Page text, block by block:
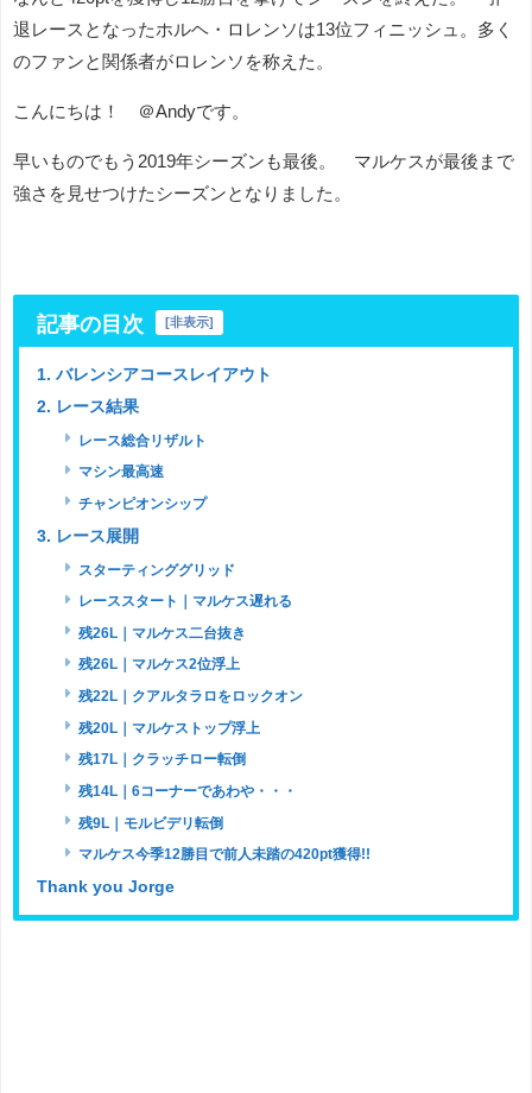
退レースとなったホルヘ・ロレンソは13位フィニッシュ。多く
のファンと関係者がロレンソを称えた。
こんにちは！ ＠Andyです。
早いものでもう2019年シーズンも最後。 マルケスが最後まで
強さを見せつけたシーズンとなりました。
記事の目次 [非表示]
1. バレンシアコースレイアウト
2. レース結果
レース総合リザルト
マシン最高速
チャンピオンシップ
3. レース展開
スターティンググリッド
レーススタート｜マルケス遅れる
残26L｜マルケス二台抜き
残26L｜マルケス2位浮上
残22L｜クアルタラロをロックオン
残20L｜マルケストップ浮上
残17L｜クラッチロー転倒
残14L｜6コーナーであわや・・・
残9L｜モルビデリ転倒
マルケス今季12勝目で前人未踏の420pt獲得!!
Thank you Jorge